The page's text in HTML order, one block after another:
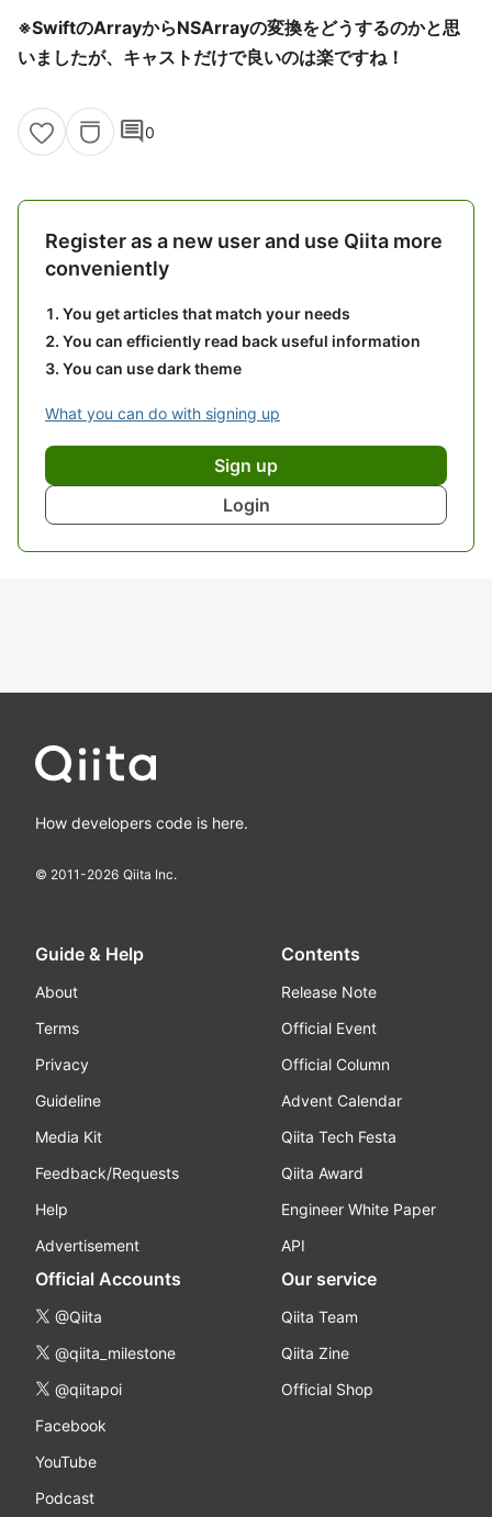
※SwiftのArrayからNSArrayの変換をどうするのかと思
いましたが、キャストだけで良いのは楽ですね！
comment0
Register as a new user and use Qiita more
conveniently
You get articles that match your needs
You can efficiently read back useful information
You can use dark theme
What you can do with signing up
Sign up
Login
How developers code is here.
© 2011-2026 Qiita Inc.
Guide & Help
About
Terms
Privacy
Guideline
Media Kit
Feedback/Requests
Help
Advertisement
Contents
Release Note
Official Event
Official Column
Advent Calendar
Qiita Tech Festa
Qiita Award
Engineer White Paper
API
Official Accounts
@Qiita
@qiita_milestone
@qiitapoi
Facebook
YouTube
Podcast
Our service
Qiita Team
Qiita Zine
Official Shop